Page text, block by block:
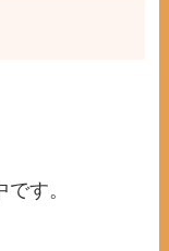
す。